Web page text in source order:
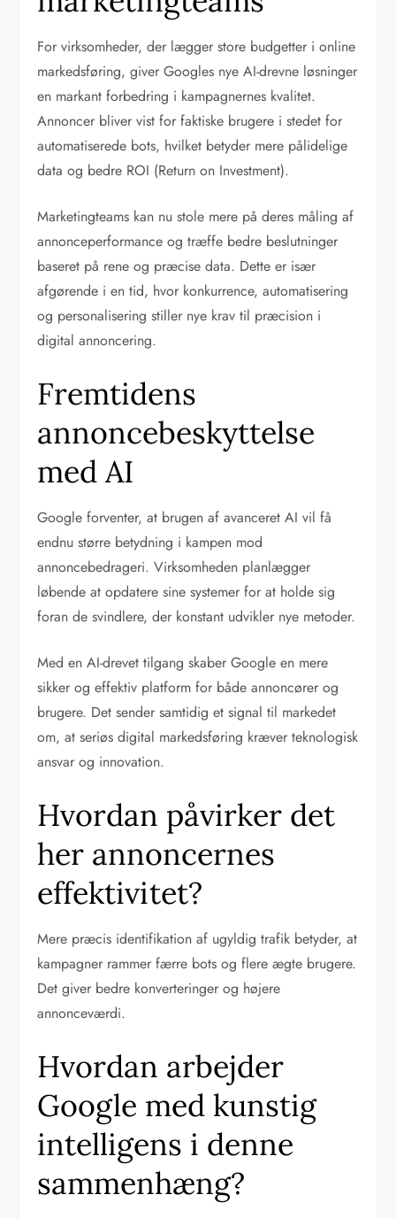
For virksomheder, der lægger store budgetter i online
markedsføring, giver Googles nye AI-drevne løsninger
en markant forbedring i kampagnernes kvalitet.
Annoncer bliver vist for faktiske brugere i stedet for
automatiserede bots, hvilket betyder mere pålidelige
data og bedre ROI (Return on Investment).
Marketingteams kan nu stole mere på deres måling af
annonceperformance og træffe bedre beslutninger
baseret på rene og præcise data. Dette er især
afgørende i en tid, hvor konkurrence, automatisering
og personalisering stiller nye krav til præcision i
digital annoncering.
Fremtidens
annoncebeskyttelse
med AI
Google forventer, at brugen af avanceret AI vil få
endnu større betydning i kampen mod
annoncebedrageri. Virksomheden planlægger
løbende at opdatere sine systemer for at holde sig
foran de svindlere, der konstant udvikler nye metoder.
Med en AI-drevet tilgang skaber Google en mere
sikker og effektiv platform for både annoncører og
brugere. Det sender samtidig et signal til markedet
om, at seriøs digital markedsføring kræver teknologisk
ansvar og innovation.
Hvordan påvirker det
her annoncernes
effektivitet?
Mere præcis identifikation af ugyldig trafik betyder, at
kampagner rammer færre bots og flere ægte brugere.
Det giver bedre konverteringer og højere
annonceværdi.
Hvordan arbejder
Google med kunstig
intelligens i denne
sammenhæng?